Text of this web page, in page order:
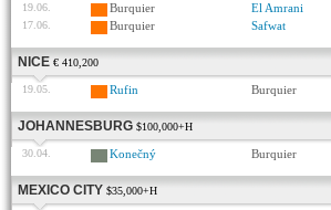
19.06. Burquier El Amrani
17.06. Burquier Safwat
NICE € 410,200
19.05. Rufin Burquier
JOHANNESBURG $100,000+H
30.04. Konečný Burquier
MEXICO CITY $35,000+H